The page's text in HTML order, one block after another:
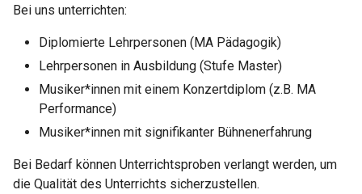
Bei uns unterrichten:
Diplomierte Lehrpersonen (MA Pädagogik)
Lehrpersonen in Ausbildung (Stufe Master)
Musiker*innen mit einem Konzertdiplom (z.B. MA
Performance)
Musiker*innen mit signifikanter Bühnenerfahrung
Bei Bedarf können Unterrichtsproben verlangt werden, um
die Qualität des Unterrichts sicherzustellen.